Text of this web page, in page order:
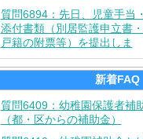
質問6894：先日、児童手当
添付書類（別居監護申立書
戸籍の附票等）を提出しま
新着FAQ
質問6409：幼稚園保護者補
（都・区からの補助金）